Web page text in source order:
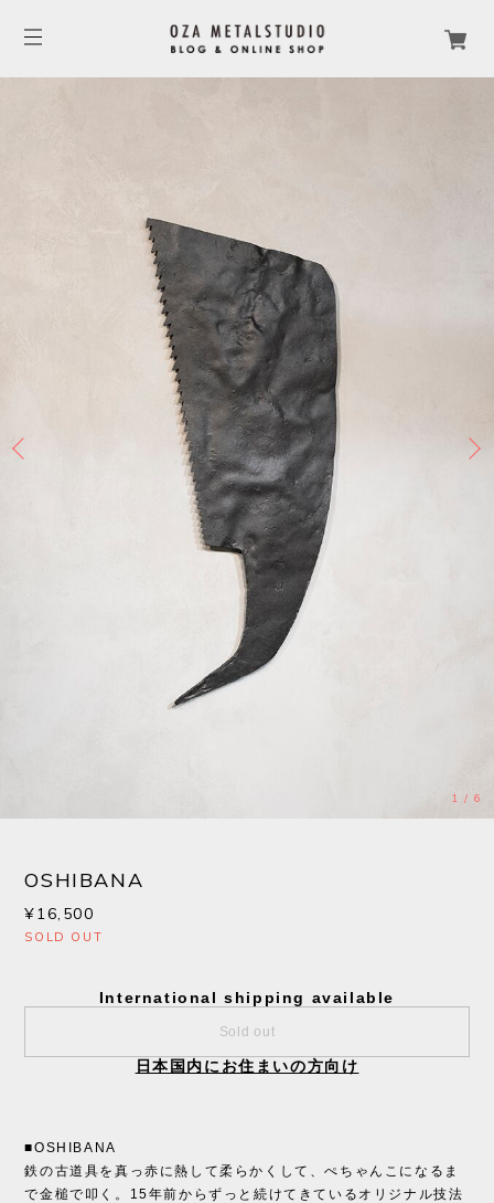
1 /6
OSHIBANA
¥16,500
SOLD OUT
International shipping available
Sold out
日本国内にお住まいの方向け
■OSHIBANA
鉄の古道具を真っ赤に熱して柔らかくして、ぺちゃんこになるま
で金槌で叩く。15年前からずっと続けてきているオリジナル技法